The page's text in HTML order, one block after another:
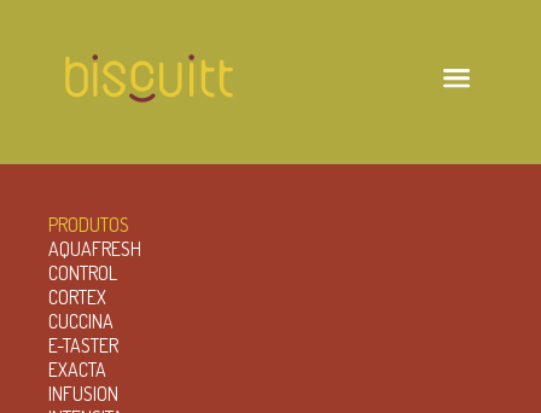
PRODUTOS
AQUAFRESH
CONTROL
CORTEX
CUCCINA
E-TASTER
EXACTA
INFUSION